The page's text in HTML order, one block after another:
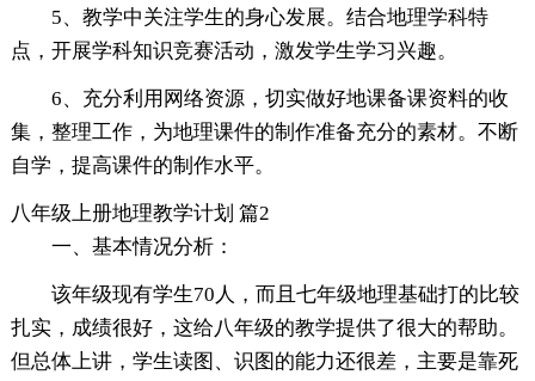
5、教学中关注学生的身心发展。结合地理学科特
点，开展学科知识竞赛活动，激发学生学习兴趣。
6、充分利用网络资源，切实做好地课备课资料的收
集，整理工作，为地理课件的制作准备充分的素材。不断
自学，提高课件的制作水平。
八年级上册地理教学计划 篇2
一、基本情况分析：
该年级现有学生70人，而且七年级地理基础打的比较
扎实，成绩很好，这给八年级的教学提供了很大的帮助。
但总体上讲，学生读图、识图的能力还很差，主要是靠死